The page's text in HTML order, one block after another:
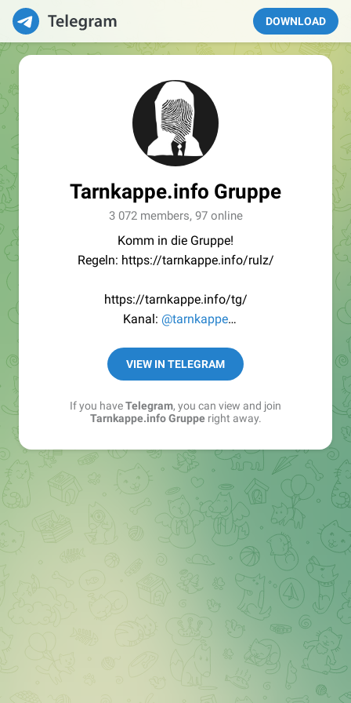
DOWNLOAD
Tarnkappe.info Gruppe
3 072 members, 97 online
Komm in die Gruppe!
Regeln: https://tarnkappe.info/rulz/
https://tarnkappe.info/tg/
Kanal: @tarnkappe
Best of:@bestoftarnkappe
Kochen: https://t.me/+WSW5F1VcmhliMjk6
VIEW IN TELEGRAM
If you haveTelegram, you can view and join
Tarnkappe.info Grupperight away.